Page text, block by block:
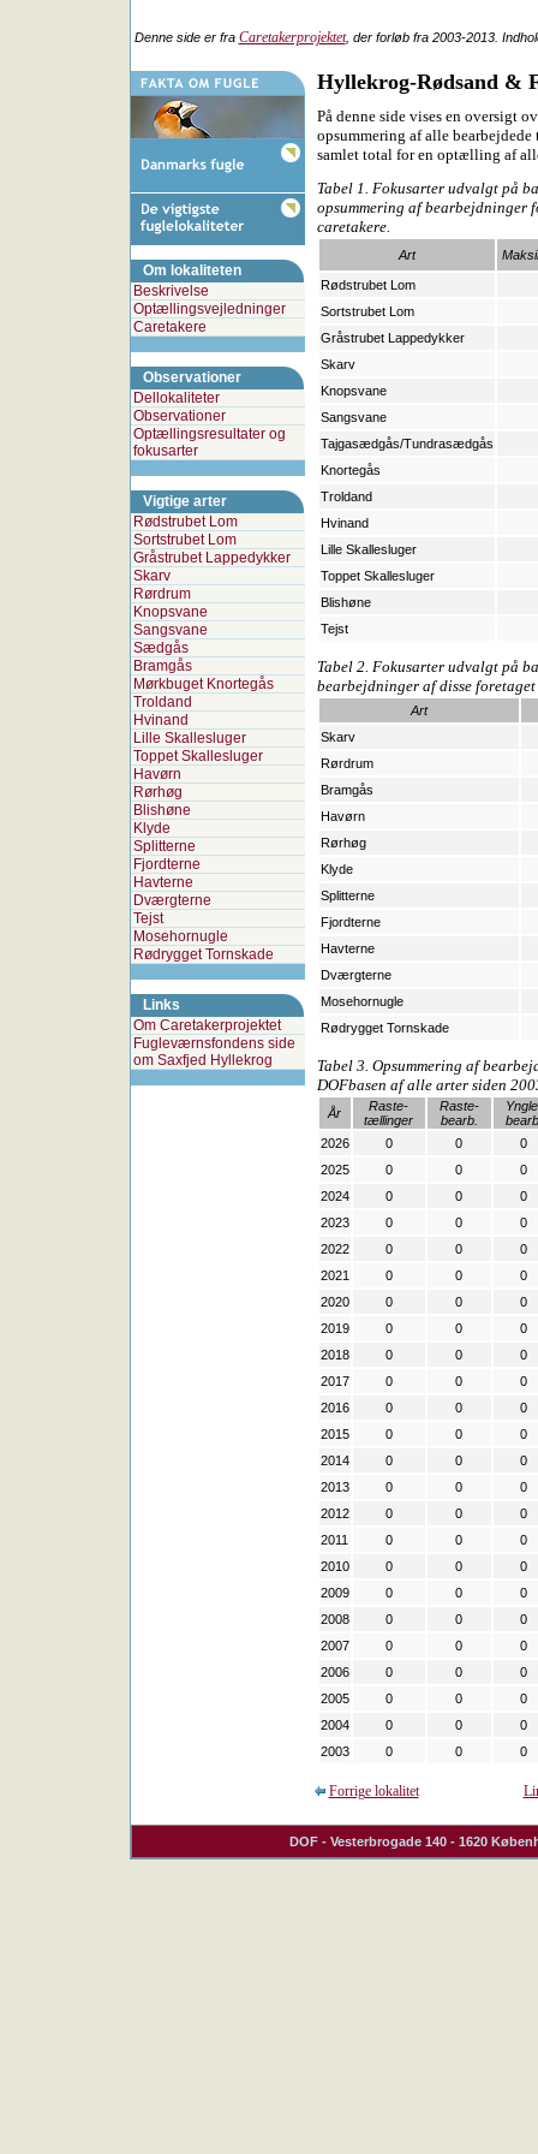
Denne side er fra Caretakerprojektet, der forløb fra 2003-2013.
Om lokaliteten
Beskrivelse
Optællingsvejledninger
Caretakere
Observationer
Dellokaliteter
Observationer
Optællingsresultater og
fokusarter
Vigtige arter
Rødstrubet Lom
Sortstrubet Lom
Gråstrubet Lappedykker
Skarv
Rørdrum
Knopsvane
Sangsvane
Sædgås
Bramgås
Mørkbuget Knortegås
Troldand
Hvinand
Lille Skallesluger
Toppet Skallesluger
Havørn
Rørhøg
Blishøne
Klyde
Splitterne
Fjordterne
Havterne
Dværgterne
Tejst
Mosehornugle
Rødrygget Tornskade
Links
Om Caretakerprojektet
Fugleværnsfondens side
om Saxfjed Hyllekrog
Hyllekrog-Rødsand &
På denne side vises en oversigt
opsummering af alle
samlet total for en optælling af
Tabel 1. Fokusarter udvalgt på
opsummering af bearbejdninger
caretakere.
Art
Rødstrubet Lom
Sortstrubet Lom
Gråstrubet Lappedykker
Skarv
Knopsvane
Sangsvane
Tajgasædgås/Tundrasædgås
Knortegås
Troldand
Hvinand
Lille Skallesluger
Toppet Skallesluger
Blishøne
Tejst
Tabel 2. Fokusarter udvalgt på
bearbejdninger af disse
Art
Skarv
Rørdrum
Bramgås
Havørn
Rørhøg
Klyde
Splitterne
Fjordterne
Havterne
Dværgterne
Mosehornugle
Rødrygget Tornskade
Tabel 3. Opsummering af
DOFbasen af alle arter siden
År
Raste-
tællinger
Raste-
bearb.
2026
0 0
0
2025
0 0
0
2024
0 0
0
2023
0 0
0
2022
0 0
0
2021
0 0
0
2020
0 0
0
2019
0 0
0
2018
0 0
0
2017
0 0
0
2016
0 0
0
2015
0 0
0
2014
0 0
0
2013
0 0
0
2012
0 0
0
2011
0 0
0
2010
0 0
0
2009
0 0
0
2008
0 0
0
2007
0 0
0
2006
0 0
0
2005
0 0
0
2004
0 0
0
2003
0 0 0
Forrige lokalitet
DOF - Vesterbrogade 140 - 1620